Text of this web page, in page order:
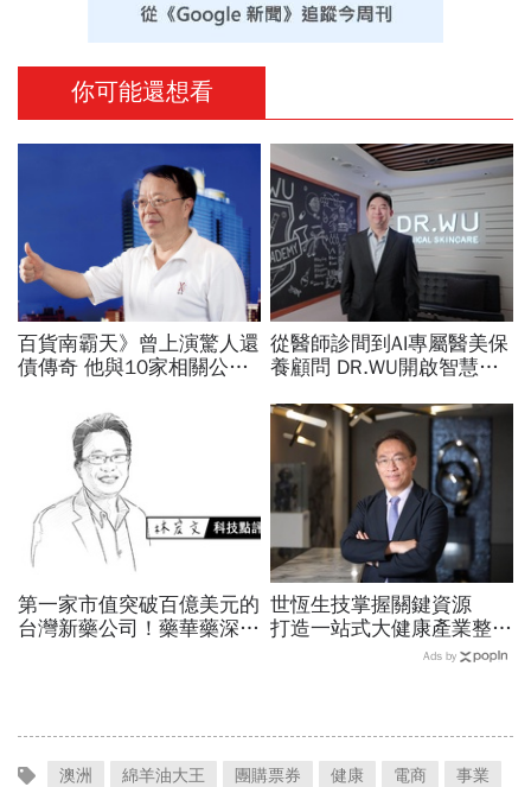
你可能還想看
百貨南霸天》曾上演驚人還
債傳奇 他與10家相關公司
峰償債人生還未完
從醫師診間到AI專屬醫美保
養顧問 DR.WU開啟智慧養
第一家市值突破百億美元的
台灣新藥公司！藥華藥深耕
世恆生技掌握關鍵資源
打造一站式大健康產業整合
Ads by
澳洲 綿羊油大王 團購票券 健康 電商 事業